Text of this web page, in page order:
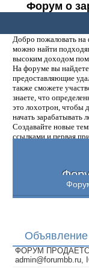
Форум о
Добро пожаловать на
можно найти
высоким доходом
На форуме вы
предоставляющие
также сможете
знаете, что
это лохотрон, чтобы
начать зарабатывать
Создавайте новые
ссылками и первая
Объявление
ФОРУМ
admin@forumbb.ru,